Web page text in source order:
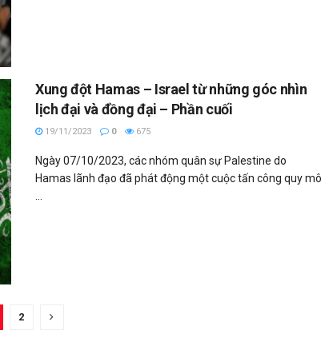
Xung đột Hamas – Israel từ những góc nhìn
lịch đại và đồng đại – Phần cuối
19/11/2023 0 675
Ngày 07/10/2023, các nhóm quân sự Palestine do
Hamas lãnh đạo đã phát động một cuộc tấn công quy mô
2